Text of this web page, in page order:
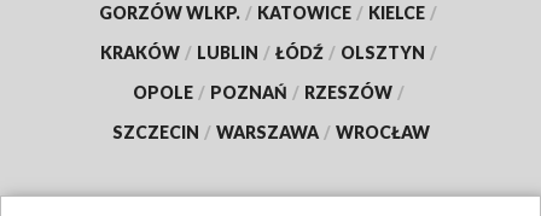
GORZÓW WLKP. / KATOWICE / KIELCE /
KRAKÓW / LUBLIN / ŁÓDŹ / OLSZTYN /
OPOLE / POZNAŃ / RZESZÓW /
SZCZECIN / WARSZAWA / WROCŁAW